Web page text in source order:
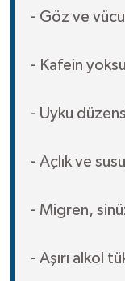
- Göz ve
- Kafein
- Uyku
- Açlık ve
- Migren,
- Aşırı alkol